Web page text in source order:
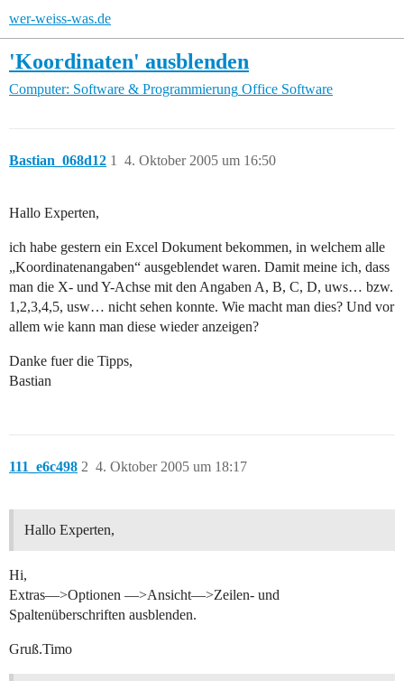
wer-weiss-was.de
'Koordinaten' ausblenden
Computer: Software & Programmierung Office Software
Bastian_068d12 4. Oktober 2005 um 16:50
1
Hallo Experten,
ich habe gestern ein Excel Dokument bekommen, in welchem alle
„Koordinatenangaben“ ausgeblendet waren. Damit meine ich, dass
man die X- und Y-Achse mit den Angaben A, B, C, D, uws… bzw.
1,2,3,4,5, usw… nicht sehen konnte. Wie macht man dies? Und vor
allem wie kann man diese wieder anzeigen?
Danke fuer die Tipps,
Bastian
111_e6c498 4. Oktober 2005 um 18:17
2
Hallo Experten,
Hi,
Extras—>Optionen —>Ansicht—>Zeilen- und
Spaltenüberschriften ausblenden.
Gruß.Timo